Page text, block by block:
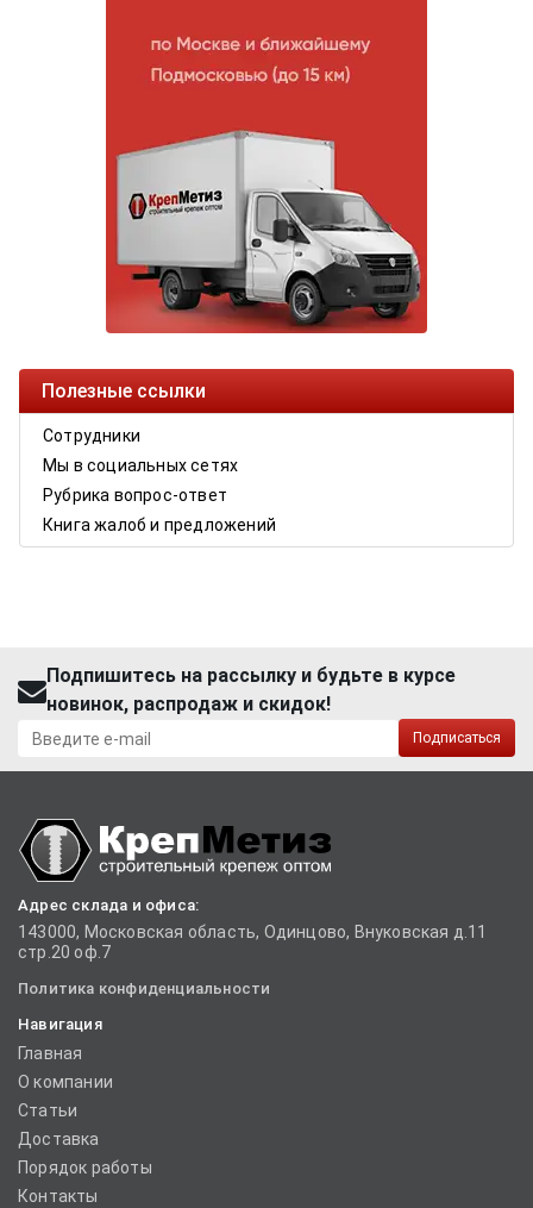
Полезные ссылки
Сотрудники
Мы в социальных сетях
Рубрика вопрос-ответ
Книга жалоб и предложений
Подпишитесь на рассылку и будьте в курсе
новинок, распродаж и скидок!
Подписаться
Адрес склада и офиса:
143000, Московская область, Одинцово, Внуковская д.11
стр.20 оф.7
Политика конфиденциальности
Навигация
Главная
О компании
Статьи
Доставка
Порядок работы
Контакты